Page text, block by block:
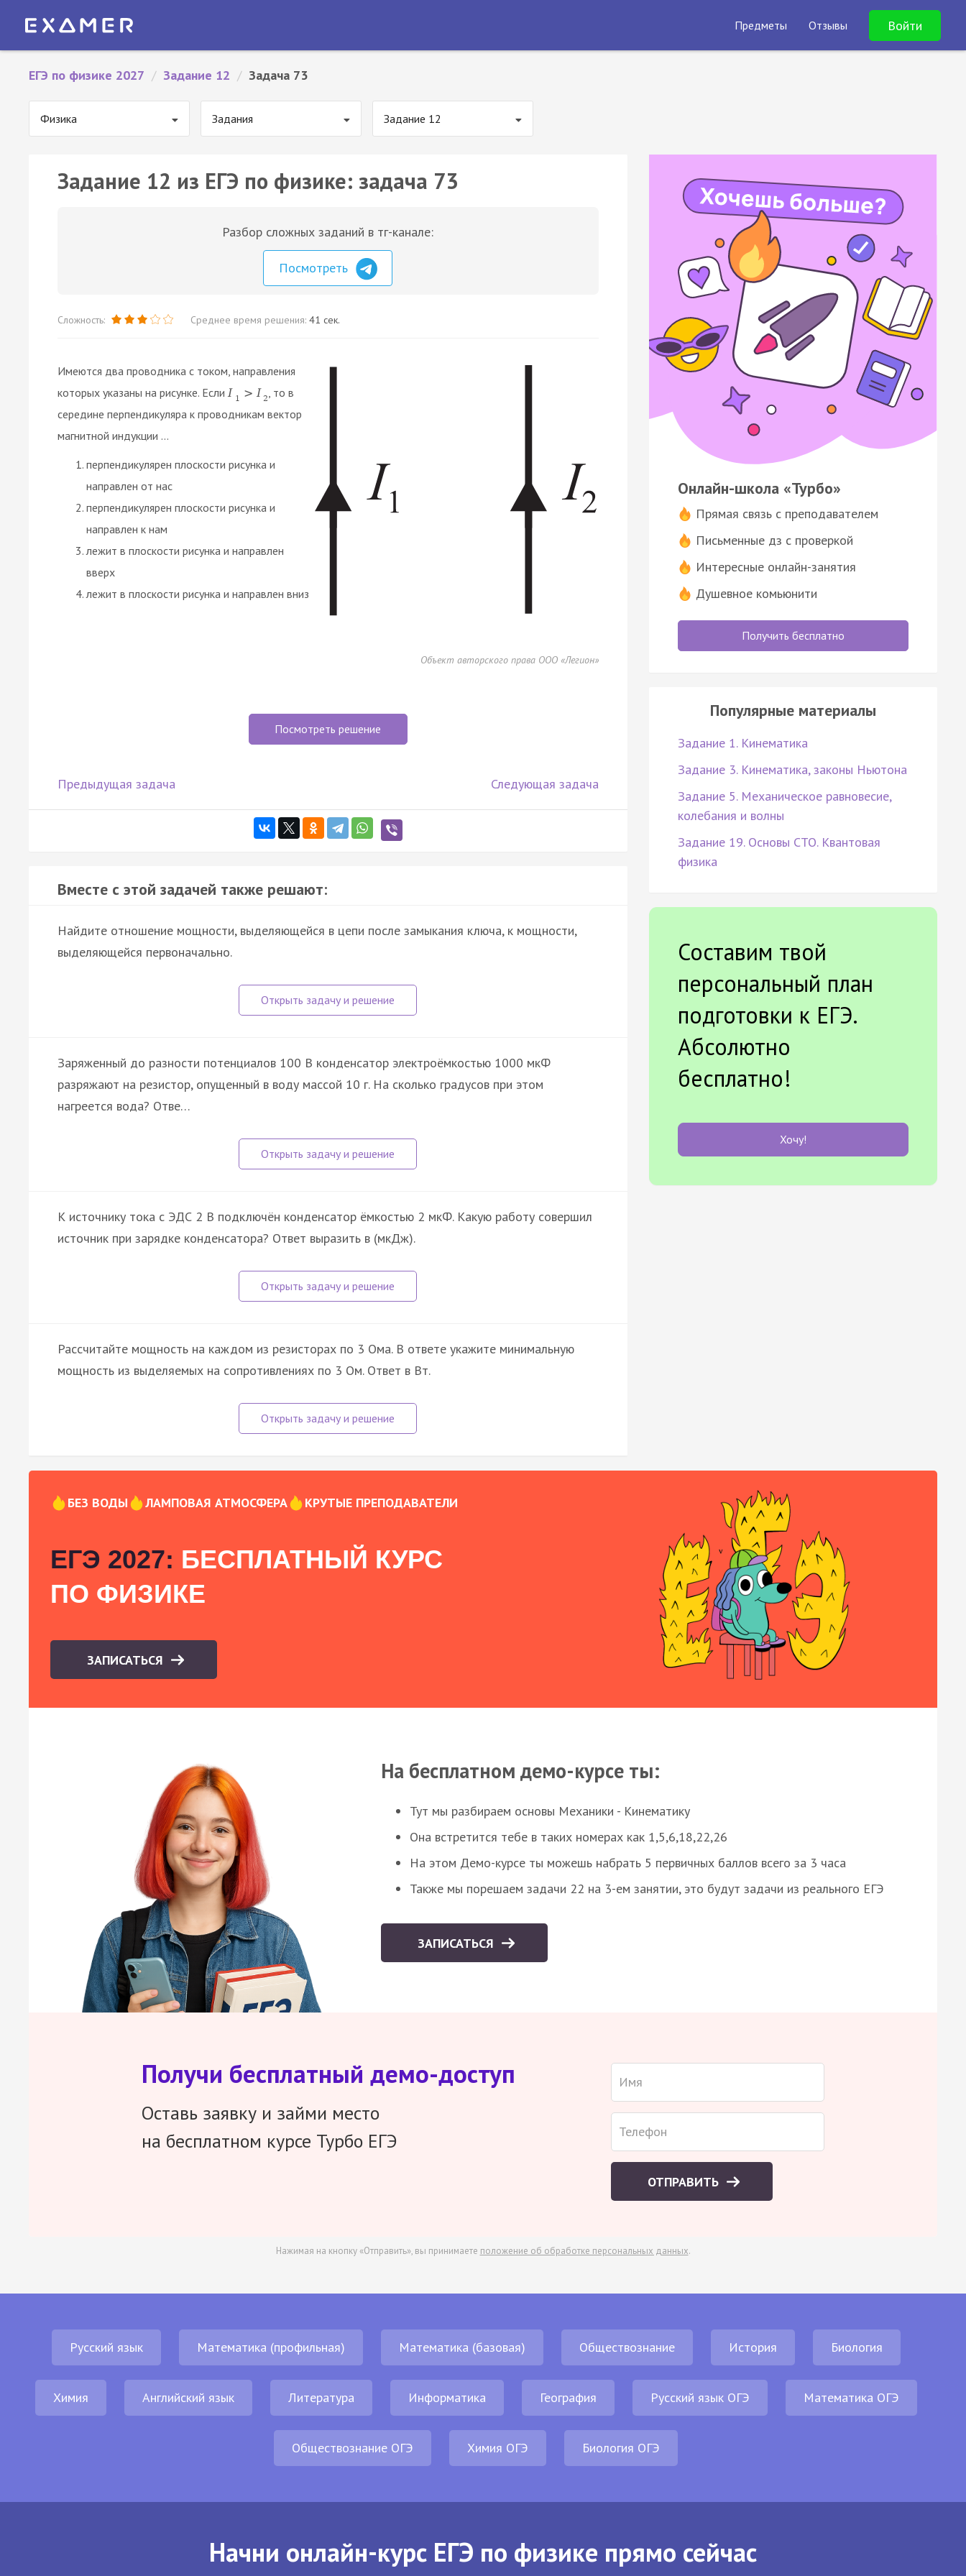
Предметы Отзывы Войти
ЕГЭ по физике 2027 / Задание 12 / Задача 73
Физика Задания Задание 12
Задание 12 из ЕГЭ по физике: задача 73
Разбор сложных заданий в тг-канале:
Посмотреть
Сложность: Среднее время решения: 41 сек.
Имеются два проводника с током, направления
которых указаны на рисунке. Если I 1 > I 2
, то в
середине перпендикуляра к проводникам вектор
магнитной индукции ...
перпендикулярен плоскости рисунка и
направлен от нас
перпендикулярен плоскости рисунка и
направлен к нам
лежит в плоскости рисунка и направлен
вверх
лежит в плоскости рисунка и направлен вниз
Объект авторского права ООО «Легион»
Посмотреть решение
Предыдущая задача Следующая задача
Вместе с этой задачей также решают:
Найдите отношение мощности, выделяющейся в цепи после замыкания ключа, к мощности,
выделяющейся первоначально.
Заряженный до разности потенциалов 100 В конденсатор электроёмкостью 1000 мкФ
разряжают на резистор, опущенный в воду массой 10 г. На сколько градусов при этом
нагреется вода? Отве…
К источнику тока с ЭДС 2 В подключён конденсатор ёмкостью 2 мкФ. Какую работу совершил
источник при зарядке конденсатора? Ответ выразить в (мкДж).
Рассчитайте мощность на каждом из резисторах по 3 Ома. В ответе укажите минимальную
мощность из выделяемых на сопротивлениях по 3 Ом. Ответ в Вт.
Онлайн-школа «Турбо»
Прямая связь с преподавателем
Письменные дз с проверкой
Интересные онлайн-занятия
Душевное комьюнити
Получить бесплатно
Популярные материалы
Задание 1. Кинематика
Задание 3. Кинематика, законы Ньютона
Задание 5. Механическое равновесие,
колебания и волны
Задание 19. Основы СТО. Квантовая
физика
Составим твой
персональный план
подготовки к ЕГЭ.
Абсолютно
бесплатно!
Хочу!
БЕЗ ВОДЫ ЛАМПОВАЯ АТМОСФЕРА КРУТЫЕ ПРЕПОДАВАТЕЛИ
ЕГЭ 2027: БЕСПЛАТНЫЙ КУРС
ПО ФИЗИКЕ
ЗАПИСАТЬСЯ
На бесплатном демо-курсе ты:
Тут мы разбираем основы Механики - Кинематику
Она встретится тебе в таких номерах как 1,5,6,18,22,26
На этом Демо-курсе ты можешь набрать 5 первичных баллов всего за 3 часа
Также мы порешаем задачи 22 на 3-ем занятии, это будут задачи из реального ЕГЭ
ЗАПИСАТЬСЯ
Получи бесплатный демо-доступ
Оставь заявку и займи место
на бесплатном курсе Турбо ЕГЭ
ОТПРАВИТЬ
Нажимая на кнопку «Отправить», вы принимаете положение об обработке персональных данных.
Русский язык Математика (профильная) Математика (базовая) Обществознание История Биология
Химия Английский язык Литература Информатика География Русский язык ОГЭ Математика ОГЭ
Обществознание ОГЭ Химия ОГЭ Биология ОГЭ
Начни онлайн-курс ЕГЭ по физике прямо сейчас